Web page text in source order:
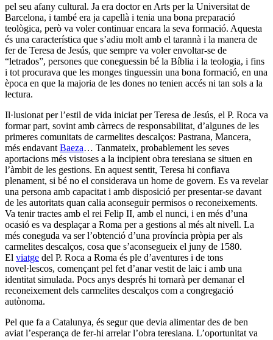
pel seu afany cultural. Ja era doctor en Arts per la Universitat de
Barcelona, i també era ja capellà i tenia una bona preparació
teològica, però va voler continuar encara la seva formació. Aquesta
és una característica que s’adiu molt amb el tarannà i la manera de
fer de Teresa de Jesús, que sempre va voler envoltar-se de
“letrados”, persones que coneguessin bé la Bíblia i la teologia, i fins
i tot procurava que les monges tinguessin una bona formació, en una
època en que la majoria de les dones no tenien accés ni tan sols a la
lectura.
Il·lusionat per l’estil de vida iniciat per Teresa de Jesús, el P. Roca va
formar part, sovint amb càrrecs de responsabilitat, d’algunes de les
primeres comunitats de carmelites descalços: Pastrana, Mancera,
més endavant Baeza… Tanmateix, probablement les seves
aportacions més vistoses a la incipient obra teresiana se situen en
l’àmbit de les gestions. En aquest sentit, Teresa hi confiava
plenament, si bé no el considerava un home de govern. Es va revelar
una persona amb capacitat i amb disposició per presentar-se davant
de les autoritats quan calia aconseguir permisos o reconeixements.
Va tenir tractes amb el rei Felip II, amb el nunci, i en més d’una
ocasió es va desplaçar a Roma per a gestions al més alt nivell. La
més coneguda va ser l’obtenció d’una província pròpia per als
carmelites descalços, cosa que s’aconsegueix el juny de 1580.
El viatge del P. Roca a Roma és ple d’aventures i de tons
novel·lescos, començant pel fet d’anar vestit de laic i amb una
identitat simulada. Pocs anys després hi tornarà per demanar el
reconeixement dels carmelites descalços com a congregació
autònoma.
Pel que fa a Catalunya, és segur que devia alimentar des de ben
aviat l’esperança de fer-hi arrelar l’obra teresiana. L’oportunitat va